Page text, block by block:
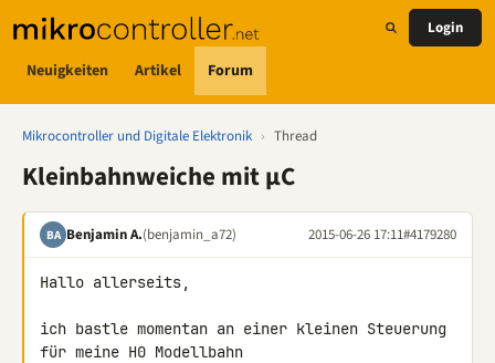
Neuigkeiten Artikel Forum
Login
Mikrocontroller und Digitale Elektronik › Thread
Kleinbahnweiche mit µC
BA Benjamin A.(benjamin_a72) 2015-06-26 17:11#4179280
Hallo allerseits,
ich bastle momentan an einer kleinen Steuerung
für meine H0 Modellbahn